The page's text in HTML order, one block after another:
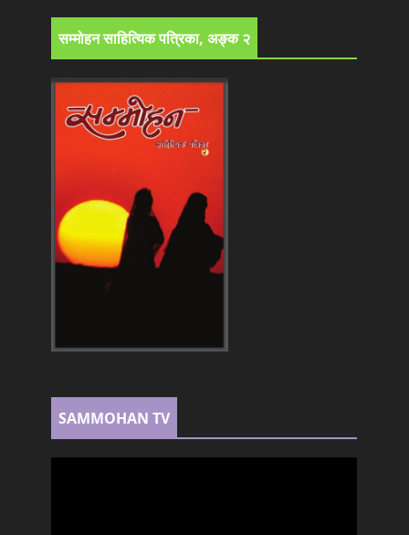
सम्मोहन साहित्यिक पत्रिका, अङ्क २
SAMMOHAN TV